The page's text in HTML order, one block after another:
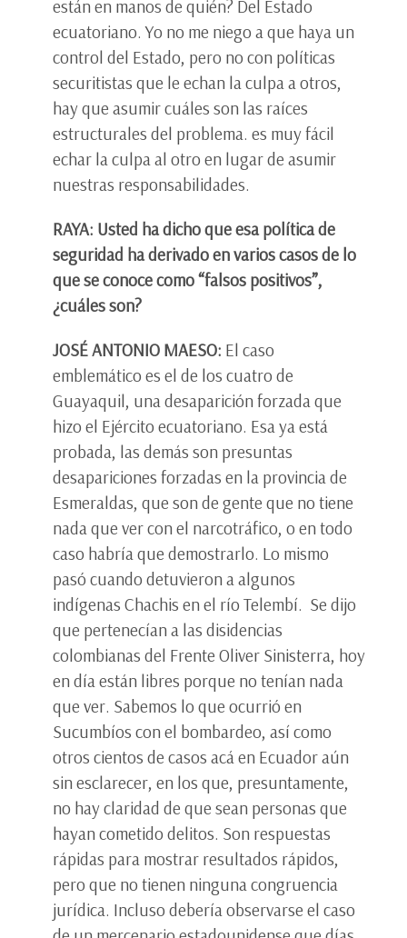
están en manos de quién? Del Estado
ecuatoriano. Yo no me niego a que haya un
control del Estado, pero no con políticas
securitistas que le echan la culpa a otros,
hay que asumir cuáles son las raíces
estructurales del problema. es muy fácil
echar la culpa al otro en lugar de asumir
nuestras responsabilidades.
RAYA: Usted ha dicho que esa política de
seguridad ha derivado en varios casos de lo
que se conoce como “falsos positivos”,
¿cuáles son?
JOSÉ ANTONIO MAESO: El caso
emblemático es el de los cuatro de
Guayaquil, una desaparición forzada que
hizo el Ejército ecuatoriano. Esa ya está
probada, las demás son presuntas
desapariciones forzadas en la provincia de
Esmeraldas, que son de gente que no tiene
nada que ver con el narcotráfico, o en todo
caso habría que demostrarlo. Lo mismo
pasó cuando detuvieron a algunos
indígenas Chachis en el río Telembí. Se dijo
que pertenecían a las disidencias
colombianas del Frente Oliver Sinisterra, hoy
en día están libres porque no tenían nada
que ver. Sabemos lo que ocurrió en
Sucumbíos con el bombardeo, así como
otros cientos de casos acá en Ecuador aún
sin esclarecer, en los que, presuntamente,
no hay claridad de que sean personas que
hayan cometido delitos. Son respuestas
rápidas para mostrar resultados rápidos,
pero que no tienen ninguna congruencia
jurídica. Incluso debería observarse el caso